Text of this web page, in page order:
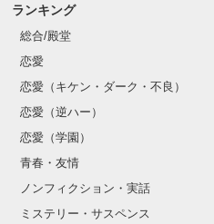
ランキング
総合/殿堂
恋愛
恋愛（キケン・ダーク・不良）
恋愛（逆ハー）
恋愛（学園）
青春・友情
ノンフィクション・実話
ミステリー・サスペンス